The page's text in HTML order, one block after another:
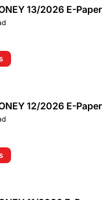
13/2026 E-Paper
12/2026 E-Paper